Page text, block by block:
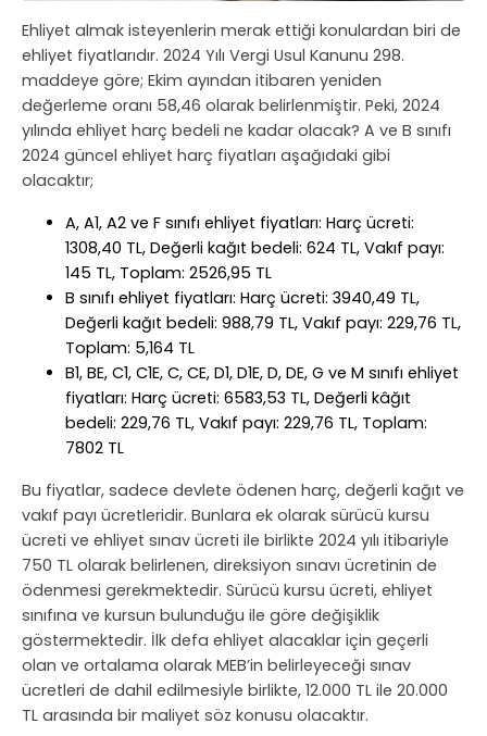
Ehliyet almak isteyenlerin merak ettiği konulardan biri de
ehliyet fiyatlarıdır. 2024 Yılı Vergi Usul Kanunu 298.
maddeye göre; Ekim ayından itibaren yeniden
değerleme oranı 58,46 olarak belirlenmiştir. Peki, 2024
yılında ehliyet harç bedeli ne kadar olacak? A ve B sınıfı
2024 güncel ehliyet harç fiyatları aşağıdaki gibi
olacaktır;
A, A1, A2 ve F sınıfı ehliyet fiyatları: Harç ücreti:
1308,40 TL, Değerli kağıt bedeli: 624 TL, Vakıf payı:
145 TL, Toplam: 2526,95 TL
B sınıfı ehliyet fiyatları: Harç ücreti: 3940,49 TL,
Değerli kağıt bedeli: 988,79 TL, Vakıf payı: 229,76 TL,
Toplam: 5,164 TL
B1, BE, C1, C1E, C, CE, D1, D1E, D, DE, G ve M sınıfı ehliyet
fiyatları: Harç ücreti: 6583,53 TL, Değerli kâğıt
bedeli: 229,76 TL, Vakıf payı: 229,76 TL, Toplam:
7802 TL
Bu fiyatlar, sadece devlete ödenen harç, değerli kağıt ve
vakıf payı ücretleridir. Bunlara ek olarak sürücü kursu
ücreti ve ehliyet sınav ücreti ile birlikte 2024 yılı itibariyle
750 TL olarak belirlenen, direksiyon sınavı ücretinin de
ödenmesi gerekmektedir. Sürücü kursu ücreti, ehliyet
sınıfına ve kursun bulunduğu ile göre değişiklik
göstermektedir. İlk defa ehliyet alacaklar için geçerli
olan ve ortalama olarak MEB’in belirleyeceği sınav
ücretleri de dahil edilmesiyle birlikte, 12.000 TL ile 20.000
TL arasında bir maliyet söz konusu olacaktır.